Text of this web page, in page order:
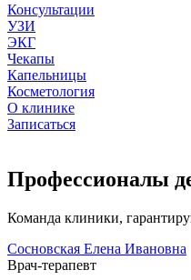
Консультации
УЗИ
ЭКГ
Чекапы
Капельницы
Косметология
О клинике
Записаться
Профессионалы
Команда клиники,
Сосновская Елена Ивановна
Врач-терапевт